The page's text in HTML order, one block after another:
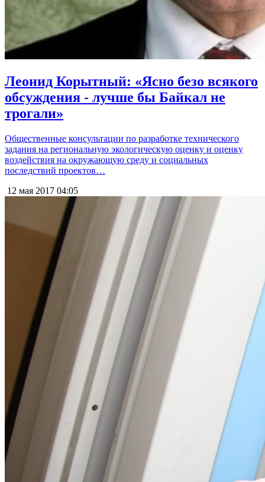
Леонид Корытный: «Ясно безо всякого
обсуждения - лучше бы Байкал не
трогали»
Общественные консультации по разработке технического
задания на региональную экологическую оценку и оценку
воздействия на окружающую среду и социальных
последствий проектов…
12 мая 2017 04:05